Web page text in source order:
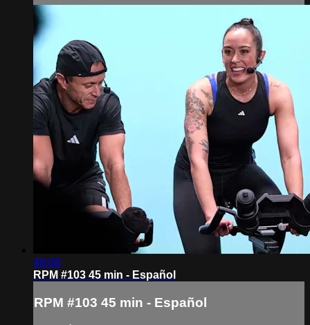
48:08
RPM #103 45 min - Español
RPM #103 45 min - Español